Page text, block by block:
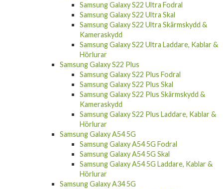
Samsung Galaxy S22 Ultra Fodral
Samsung Galaxy S22 Ultra Skal
Samsung Galaxy S22 Ultra Skärmskydd &
Kameraskydd
Samsung Galaxy S22 Ultra Laddare, Kablar &
Hörlurar
Samsung Galaxy S22 Plus
Samsung Galaxy S22 Plus Fodral
Samsung Galaxy S22 Plus Skal
Samsung Galaxy S22 Plus Skärmskydd &
Kameraskydd
Samsung Galaxy S22 Plus Laddare, Kablar &
Hörlurar
Samsung Galaxy A54 5G
Samsung Galaxy A54 5G Fodral
Samsung Galaxy A54 5G Skal
Samsung Galaxy A54 5G Laddare, Kablar &
Hörlurar
Samsung Galaxy A34 5G